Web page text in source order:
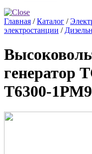
Главная /Каталог /
электростанции /
генератор
Т6300-1РМ9